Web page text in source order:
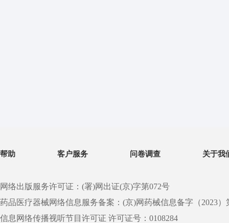
帮助 客户服务 问卷调查 关于我
网络出版服务许可证：(署)网出证(京)字第072号
药品医疗器械网络信息服务备案：(京)网药械信息备字（2023）
信息网络传播视听节目许可证 许可证号：0108284